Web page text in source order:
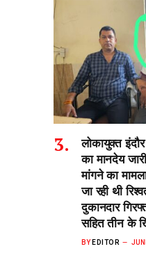
लोकायुक्त
का मानदेय
मांगने का
जा रही थी
दुकानदार
सहित तीन के
BY EDITOR